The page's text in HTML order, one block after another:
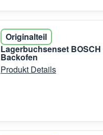
Originalteil
Lagerbuchsenset
Backofen
Produkt Details